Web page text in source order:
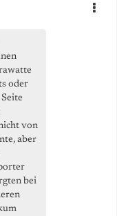
oder
von
aber
bei